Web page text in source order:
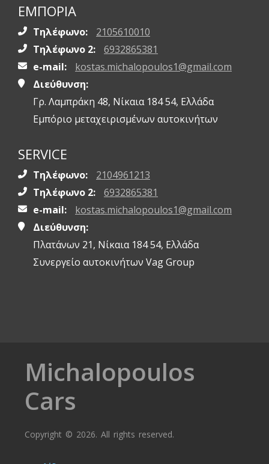
ΕΜΠΟΡΙΑ
Τηλέφωνο:
2105610010
Τηλέφωνο 2:
6932865381
e-mail:
kostas.michalopoulos1@gmail.com
Διεύθυνση:
Γρ. Λαμπράκη 48, Νίκαια 184 54, Ελλάδα
Εμπόριο μεταχειρισμένων αυτοκινήτων
SERVICE
Τηλέφωνο:
2104961213
Τηλέφωνο 2:
6932865381
e-mail:
kostas.michalopoulos1@gmail.com
Διεύθυνση:
Πλατάνων 21, Νίκαια 184 54, Ελλάδα
Συνεργείο αυτοκινήτων Vag Group
Michalopoulos
Cars
Copyright © 2026. All rights reserved.